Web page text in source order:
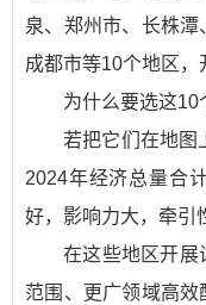
泉、郑州市、长株潭
成都市等10个地区，
为什么要选这10
若把它们在地图
2024年经济总量合
好，影响力大，牵引
在这些地区开展
范围、更广领域高